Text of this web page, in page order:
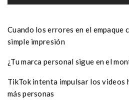
Cuando los errores en el empaque
simple impresión
¿Tu marca personal sigue en el
TikTok intenta impulsar los
más personas